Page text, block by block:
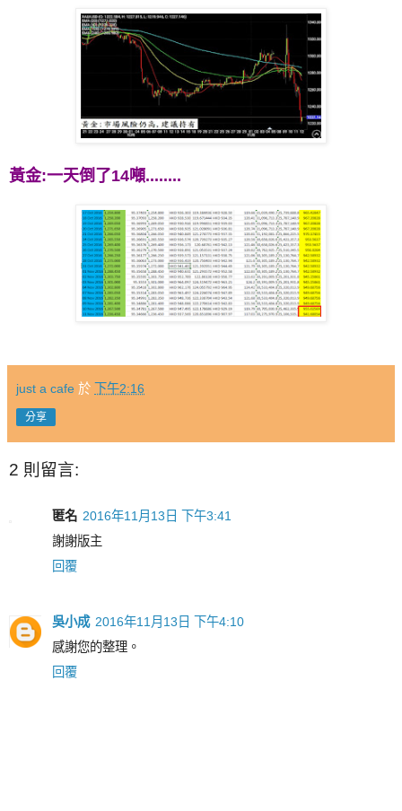
黃金:一天倒了14噸........
just a cafe 於 下午2:16
分享
2 則留言:
匿名 2016年11月13日 下午3:41
謝謝版主
回覆
吳小成 2016年11月13日 下午4:10
感謝您的整理。
回覆